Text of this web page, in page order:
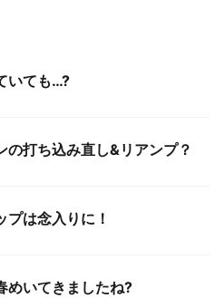
いても…?
の打ち込み直し&リアンプ？
プは念入りに！
めいてきましたね?